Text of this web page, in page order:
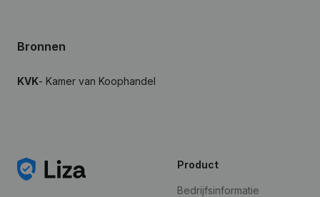
Bronnen
KVK- Kamer van Koophandel
Product
Bedrijfsinformatie